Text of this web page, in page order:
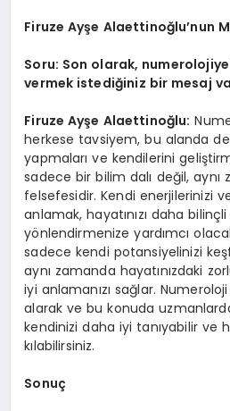
Firuze Ayşe Alaettinoğlu’nun
Soru: Son olarak,
vermek istediğiniz bir mesaj
Firuze Ayşe Alaettinoğlu:
herkese tavsiyem, bu alanda
yapmaları ve kendilerini
sadece bir bilim dalı değil,
felsefesidir. Kendi enerjilerinizi
anlamak, hayatınızı daha
yönlendirmenize yardımcı
sadece kendi potansiyelinizi
aynı zamanda hayatınızdaki
iyi anlamanızı sağlar.
alarak ve bu konuda
kendinizi daha iyi tanıyabilir ve
kılabilirsiniz.
Sonuç